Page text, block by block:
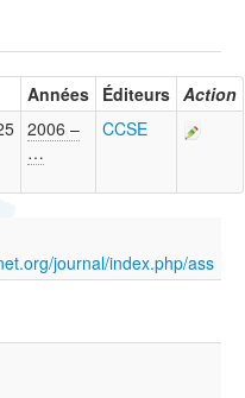
Années Éditeurs Action
2006 –
…
CCSE
journal/index.php/ass